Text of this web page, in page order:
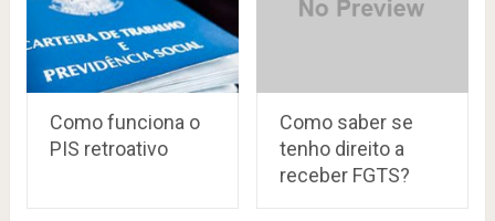
Como funciona o
PIS retroativo
Como saber se
tenho direito a
receber FGTS?